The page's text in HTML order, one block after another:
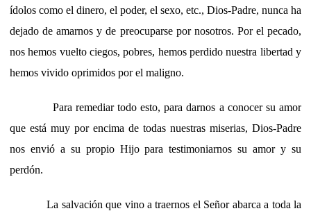
ídolos como el dinero, el poder, el sexo, etc., Dios-Padre, nunca ha
dejado de amarnos y de preocuparse por nosotros. Por el pecado,
nos hemos vuelto ciegos, pobres, hemos perdido nuestra libertad y
hemos vivido oprimidos por el maligno.
Para remediar todo esto, para darnos a conocer su amor
que está muy por encima de todas nuestras miserias, Dios-Padre
nos envió a su propio Hijo para testimoniarnos su amor y su
perdón.
La salvación que vino a traernos el Señor abarca a toda la